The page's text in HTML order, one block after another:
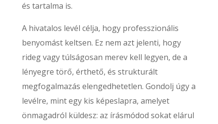
és tartalma is.
A hivatalos levél célja, hogy professzionális
benyomást keltsen. Ez nem azt jelenti, hogy
rideg vagy túlságosan merev kell legyen, de a
lényegre törő, érthető, és strukturált
megfogalmazás elengedhetetlen. Gondolj úgy a
levélre, mint egy kis képeslapra, amelyet
önmagadról küldesz: az írásmódod sokat elárul